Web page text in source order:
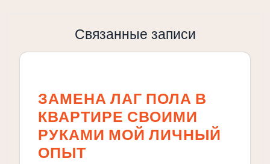
Связанные записи
ЗАМЕНА ЛАГ ПОЛА В
КВАРТИРЕ СВОИМИ
РУКАМИ МОЙ ЛИЧНЫЙ
ОПЫТ